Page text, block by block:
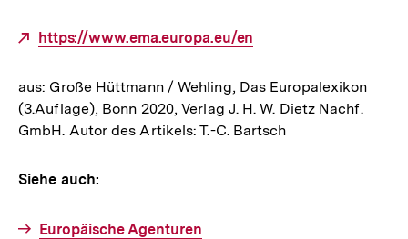
Externer
https://www.ema.europa.eu/en
aus: Große Hüttmann / Wehling, Das Europalexikon
(3.Auflage), Bonn 2020, Verlag J. H. W. Dietz Nachf.
GmbH. Autor des Artikels: T.-C. Bartsch
Siehe auch:
Europäische Agenturen